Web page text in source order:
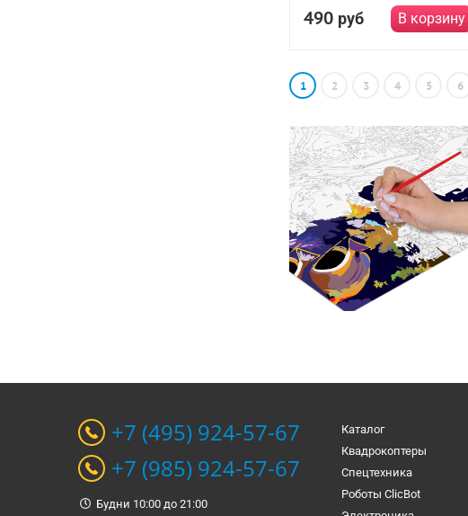
490 руб В корзину
1 2 3 4 5 6
+7 (495) 924-57-67
+7 (985) 924-57-67
Будни 10:00 до 21:00
Каталог
Квадрокоптеры
Спецтехника
Роботы ClicBot